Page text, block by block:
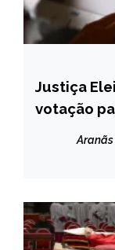
CAPELINHA
NOTÍCIAS
Justiça
votação
Aranãs